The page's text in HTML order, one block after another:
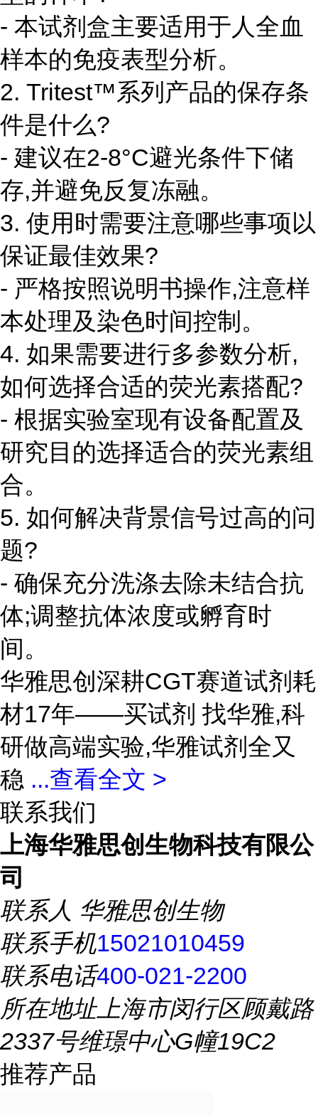
- 本试剂盒主要适用于人全血
样本的免疫表型分析。
2. Tritest™系列产品的保存条
件是什么?
- 建议在2-8°C避光条件下储
存,并避免反复冻融。
3. 使用时需要注意哪些事项以
保证最佳效果?
- 严格按照说明书操作,注意样
本处理及染色时间控制。
4. 如果需要进行多参数分析,
如何选择合适的荧光素搭配?
- 根据实验室现有设备配置及
研究目的选择适合的荧光素组
合。
5. 如何解决背景信号过高的问
题?
- 确保充分洗涤去除未结合抗
体;调整抗体浓度或孵育时
间。
华雅思创深耕CGT赛道试剂耗
材17年——买试剂 找华雅,科
研做高端实验,华雅试剂全又
稳 ...查看全文 >
联系我们
上海华雅思创生物科技有限公
司
联系人 华雅思创生物
联系手机15021010459
联系电话400-021-2200
所在地址上海市闵行区顾戴路
2337号维璟中心G幢19C2
推荐产品